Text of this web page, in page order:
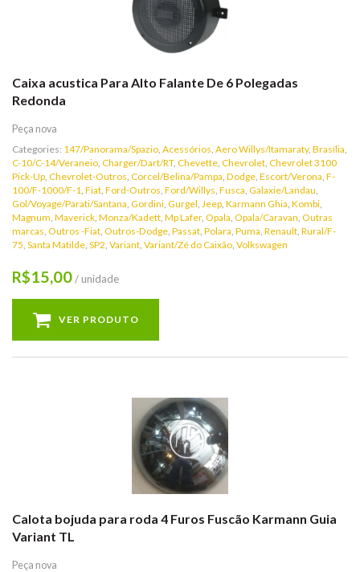
Caixa acustica Para Alto Falante De 6 Polegadas
Redonda
Peça nova
Categories: 147/Panorama/Spazio, Acessórios, Aero Willys/Itamaraty, Brasília,
C-10/C-14/Veraneio, Charger/Dart/RT, Chevette, Chevrolet, Chevrolet 3100
Pick-Up, Chevrolet-Outros, Corcel/Belina/Pampa, Dodge, Escort/Verona, F-
100/F-1000/F-1, Fiat, Ford-Outros, Ford/Willys, Fusca, Galaxie/Landau,
Gol/Voyage/Parati/Santana, Gordini, Gurgel, Jeep, Karmann Ghia, Kombi,
Magnum, Maverick, Monza/Kadett, Mp Lafer, Opala, Opala/Caravan, Outras
marcas, Outros -Fiat, Outros-Dodge, Passat, Polara, Puma, Renault, Rural/F-
75, Santa Matilde, SP2, Variant, Variant/Zé do Caixão, Volkswagen
R$15,00/ unidade
VER PRODUTO
Calota bojuda para roda 4 Furos Fuscão Karmann Guia
Variant TL
Peça nova